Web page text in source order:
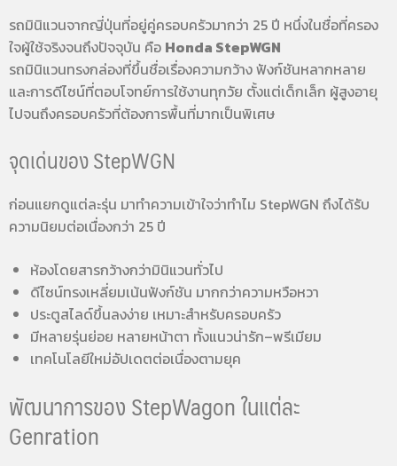
รถมินิแวนจากญี่ปุ่นที่อยู่คู่ครอบครัวมากว่า 25 ปี หนึ่งในชื่อที่ครอง
ใจผู้ใช้จริงจนถึงปัจจุบัน คือ Honda StepWGN
รถมินิแวนทรงกล่องที่ขึ้นชื่อเรื่องความกว้าง ฟังก์ชันหลากหลาย
และการดีไซน์ที่ตอบโจทย์การใช้งานทุกวัย ตั้งแต่เด็กเล็ก ผู้สูงอายุ
ไปจนถึงครอบครัวที่ต้องการพื้นที่มากเป็นพิเศษ
จุดเด่นของ StepWGN
ก่อนแยกดูแต่ละรุ่น มาทำความเข้าใจว่าทำไม StepWGN ถึงได้รับ
ความนิยมต่อเนื่องกว่า 25 ปี
ห้องโดยสารกว้างกว่ามินิแวนทั่วไป
ดีไซน์ทรงเหลี่ยมเน้นฟังก์ชัน มากกว่าความหวือหวา
ประตูสไลด์ขึ้นลงง่าย เหมาะสำหรับครอบครัว
มีหลายรุ่นย่อย หลายหน้าตา ทั้งแนวน่ารัก–พรีเมียม
เทคโนโลยีใหม่อัปเดตต่อเนื่องตามยุค
พัฒนาการของ StepWagon ในแต่ละ
Genration